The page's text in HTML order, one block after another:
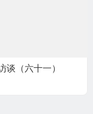
谈（六十一）